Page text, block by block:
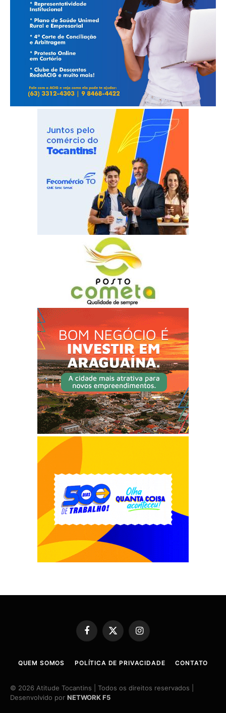
Facebook
X
(Twitter)
Instagram
QUEM SOMOS POLÍTICA DE PRIVACIDADE CONTATO
© 2026 Atitude Tocantins | Todos os direitos reservados |
Desenvolvido por NETWORK F5